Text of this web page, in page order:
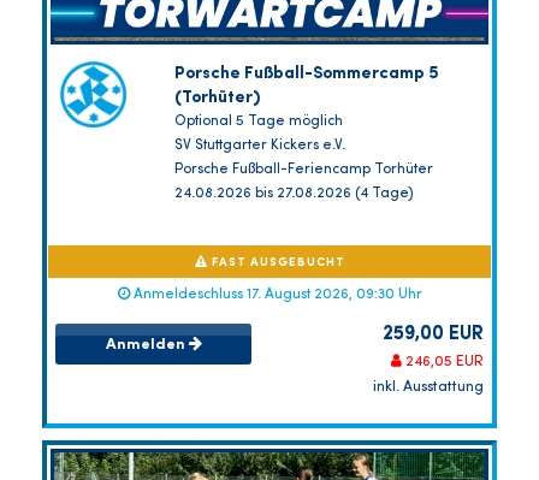
Porsche Fußball-Sommercamp 5
(Torhüter)
Optional 5 Tage möglich
SV Stuttgarter Kickers e.V.
Porsche Fußball-Feriencamp Torhüter
24.08.2026 bis 27.08.2026 (4 Tage)
FAST AUSGEBUCHT
Anmeldeschluss 17. August 2026, 09:30 Uhr
Anmelden 259,00 EUR
246,05 EUR
inkl. Ausstattung